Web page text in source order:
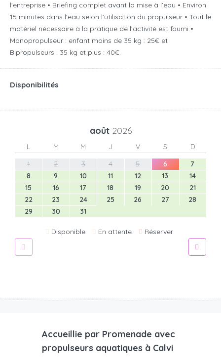
l'entreprise • Briefing complet avant la mise à l’eau • Environ
15 minutes dans l’eau selon l’utilisation du propulseur • Tout le
matériel nécessaire à la pratique de l’activité est fourni •
Monopropulseur : enfant moins de 35 kg : 25€ et
Bipropulseurs : 35 kg et plus : 40€.
Disponibilités
août 2026
L M M J V S
D
1
2 3 4 5 6
7
8
9 10 11 12 13
14
15
16 17 18 19 20
21
22
23 24 25 26 27
28
29
30 31
Disponible En attente Réserver
Accueillie par Promenade avec
propulseurs aquatiques à Calvi